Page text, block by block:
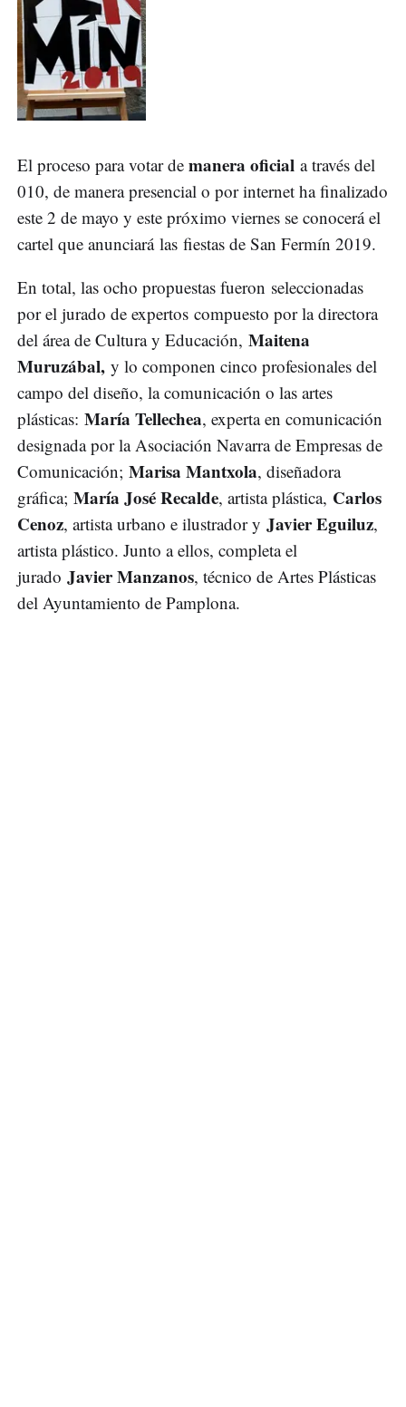
El proceso para votar de manera oficial a través del
010, de manera presencial o por internet ha finalizado
este 2 de mayo y este próximo viernes se conocerá el
cartel que anunciará las fiestas de San Fermín 2019.
En total, las ocho propuestas fueron seleccionadas
por el jurado de expertos compuesto por la directora
del área de Cultura y Educación, Maitena
Muruzábal, y lo componen cinco profesionales del
campo del diseño, la comunicación o las artes
plásticas: María Tellechea, experta en comunicación
designada por la Asociación Navarra de Empresas de
Comunicación; Marisa Mantxola, diseñadora
gráfica; María José Recalde, artista plástica, Carlos
Cenoz, artista urbano e ilustrador y Javier Eguiluz,
artista plástico. Junto a ellos, completa el
jurado Javier Manzanos, técnico de Artes Plásticas
del Ayuntamiento de Pamplona.